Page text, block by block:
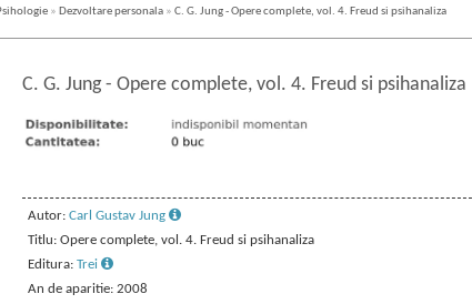
» Dezvoltare personala » C. G. Jung - Opere complete, vol. 4. Freud si psihanaliza
C. G. Jung- Opere complete, vol. 4. Freud si psihanaliza
Autor: Carl Gustav Jung
Titlu: Opere complete, vol. 4. Freud si psihanaliza
Editura: Trei
An de aparitie: 2008